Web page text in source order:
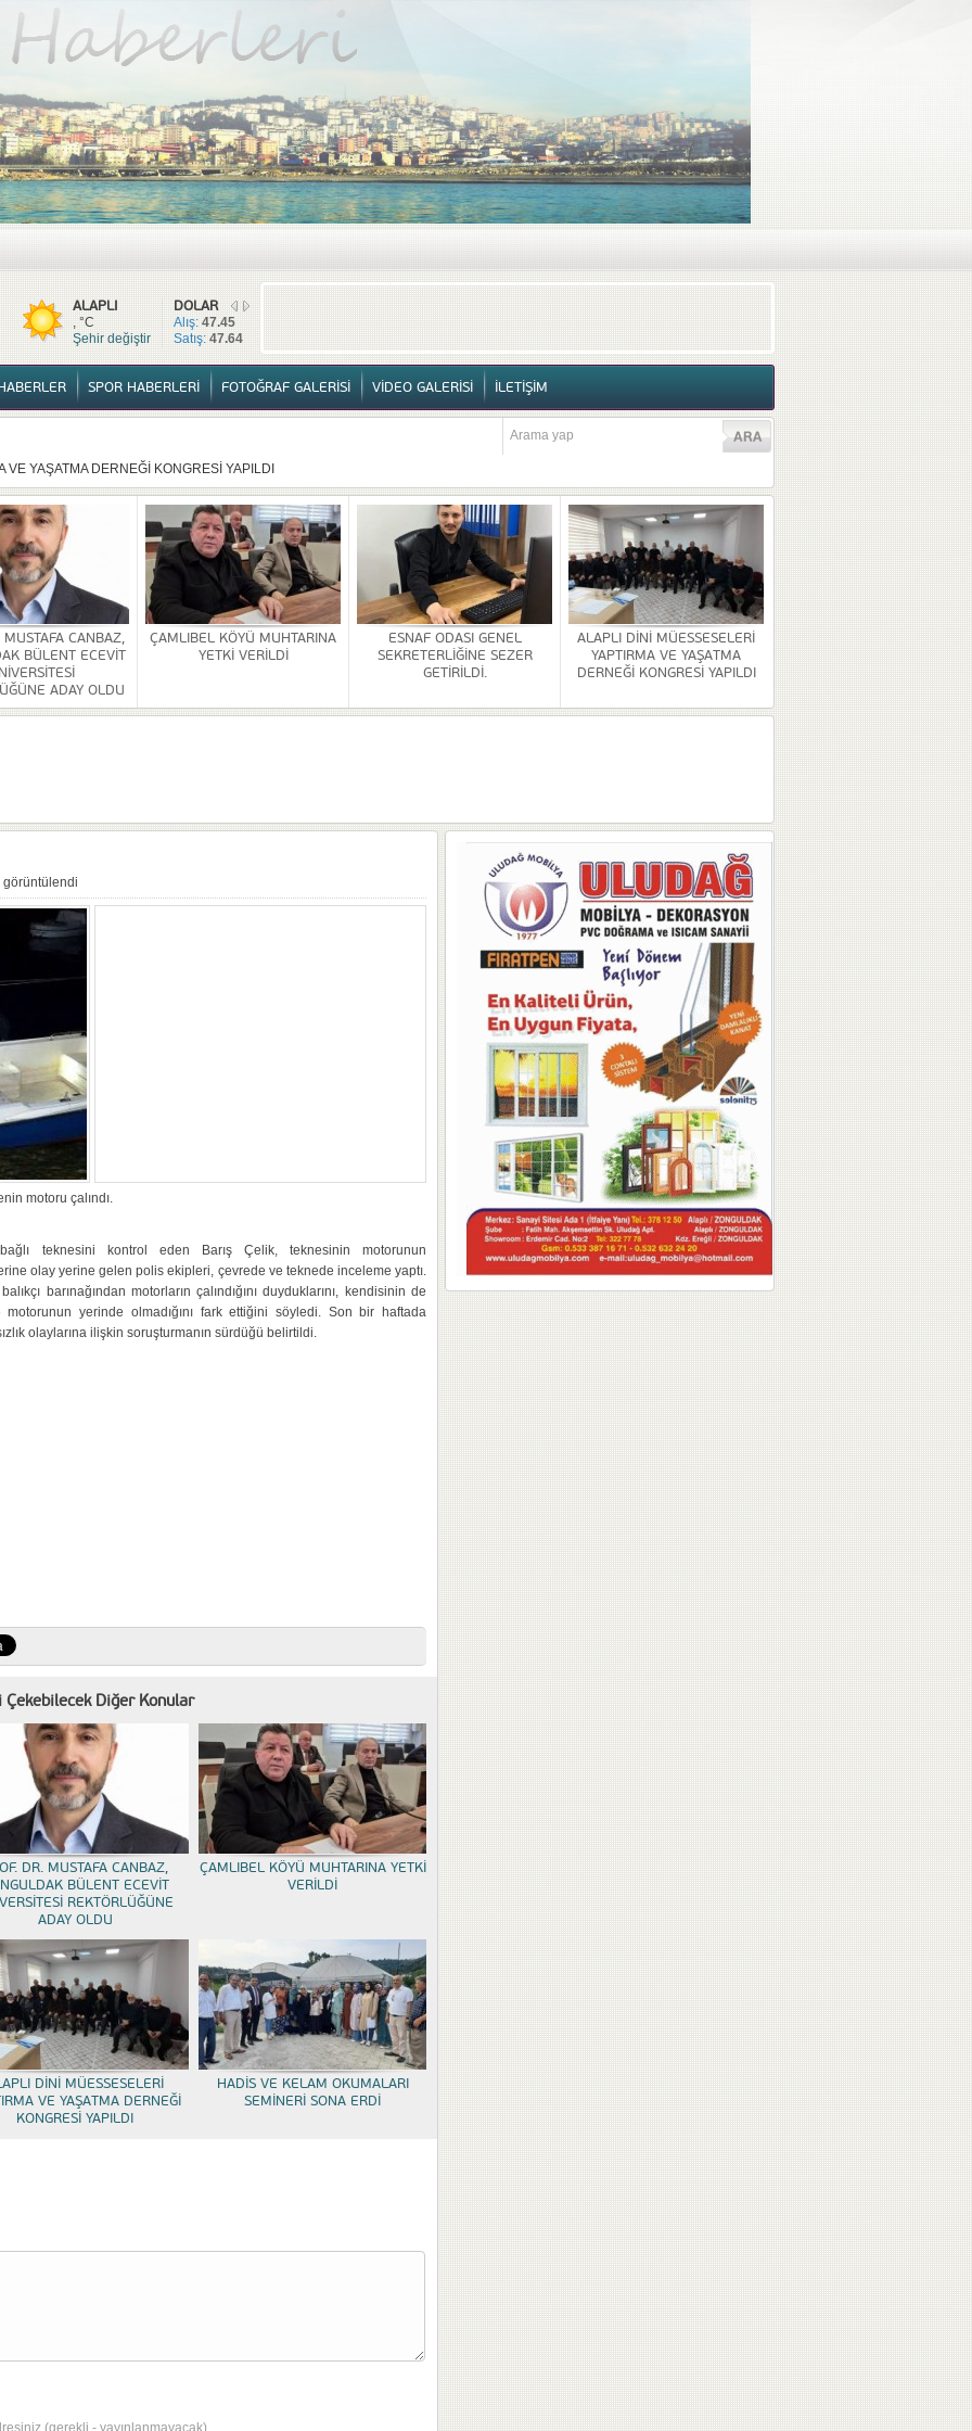
TÜM HABERLER YURTTAN HABERLER SPOR HABERLERİ FOTOĞRAF GALERİSİ VİDEO GALERİSİ İLETİŞİM
DOLAR
Alış:47.45
Satış:47.64
ALAPLI
, °C
Şehir değiştir
SPOR HABERLERİ FOTOĞRAF GALERİSİ VİDEO GALERİSİ İLETİŞİM
YAŞATMA DERNEĞİ KONGRESİ YAPILDI
SONA ERDİ
KALDIRILDI
DÜZENLENDİ
BİNASİ YAPILACAK
MUSTAFA CANBAZ,
BÜLENT ECEVİT
ADAY OLDU
ÇAMLIBEL KÖYÜ MUHTARINA
YETKİ VERİLDİ
ESNAF ODASI GENEL
SEKRETERLİĞİNE SEZER
GETİRİLDİ.
ALAPLI DİNİ MÜESSESELERİ
YAPTIRMA VE YAŞATMA
DERNEĞİ KONGRESİ YAPILDI
görüntülendi
motoru çalındı.
teknesini kontrol eden Barış Çelik, teknesinin motorunun
olay yerine gelen polis ekipleri, çevrede ve teknede inceleme yaptı.
barınağından motorların çalındığını duyduklarını, kendisinin de
yerinde olmadığını fark ettiğini söyledi. Son bir haftada
olaylarına ilişkin soruşturmanın sürdüğü belirtildi.
Çekebilecek Diğer Konular
DR. MUSTAFA CANBAZ,
BÜLENT ECEVİT
REKTÖRLÜĞÜNE
ADAY OLDU
ÇAMLIBEL KÖYÜ MUHTARINA YETKİ
VERİLDİ
DİNİ MÜESSESELERİ
VE YAŞATMA DERNEĞİ
KONGRESİ YAPILDI
HADİS VE KELAM OKUMALARI
SEMİNERİ SONA ERDİ
(gerekli - yayınlanmayacak)